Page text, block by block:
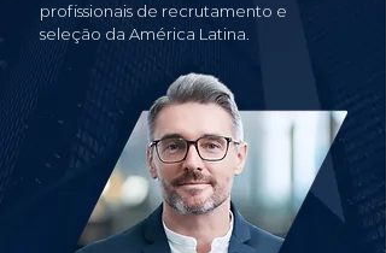
profissionais de recrutamento e
seleção da América Latina.